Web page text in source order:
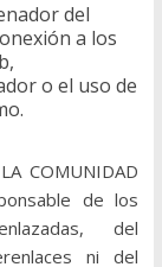
del
a los
o el uso de
COMUNIDAD
de los
del
ni del